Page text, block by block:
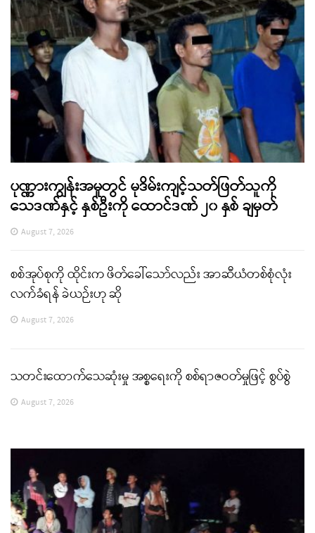
ပုဏ္ဏားကျွန်းအမှုတွင် မုဒိမ်းကျင့်သတ်ဖြတ်သူကို
သေဒဏ်နှင့် နှစ်ဦးကို ထောင်ဒဏ် ၂၀ နှစ် ချမှတ်
August 7, 2026
စစ်အုပ်စုကို ထိုင်းက ဖိတ်ခေါ်သော်လည်း အာဆီယံတစ်စုံလုံး
လက်ခံရန် ခဲယဉ်းဟု ဆို
August 7, 2026
သတင်းထောက်သေဆုံးမှု အစ္စရေးကို စစ်ရာဇဝတ်မှုဖြင့် စွပ်စွဲ
August 7, 2026